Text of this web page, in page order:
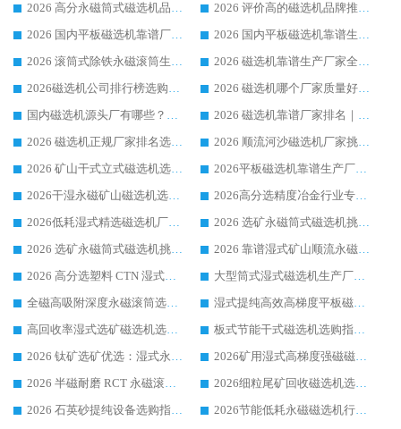
2026 高分永磁筒式磁选机品牌推荐 选矿设备强者对比测评采购避坑全攻略
2026 评价高的磁选机品牌推荐选购指南，永磁筒式磁选机设备领域强者全景行业口碑解析
2026 国内平板磁选机靠谱厂家排名 行业实测口碑设备按需选购全指南
2026 国内平板磁选机靠谱生产厂家推荐排名|行业口碑选购指南，领域强者按需选设备
2026 滚筒式除铁永磁滚筒生产厂家推荐排名|行业口碑选购指南，领域强者源头厂商精选
2026 磁选机靠谱生产厂家全梳理 分场景选型行业头部品牌选购参考攻略
2026磁选机公司排行榜选购指南|正规源头厂家推荐，领域强者高性价比靠谱信赖品牌
2026 磁选机哪个厂家质量好？十大靠谱磁电企业排名选购指南
国内磁选机源头厂有哪些？2026 综合实力排名与采购避坑技巧
2026 磁选机靠谱厂家排名｜华体会手机网页版-华体会(中国) 高性价比磁选机磁电品牌
2026 磁选机正规厂家排名选购指南|行业口碑信赖品牌推荐性价比高靠谱磁电企业
2026 顺流河沙磁选机厂家挑选攻略 | 业内口碑龙头企业高性价比品牌推荐
2026 矿山干式立式磁选机选型攻略 梳理深耕磁电装备多年靠谱生产厂商
2026平板磁选机靠谱生产厂家选购指南 行业口碑良好品牌推荐 磁电领域实力强者
2026干湿永磁矿山磁选机选型攻略 优质生产厂家排名 选矿领域高口碑品牌推荐指南
2026高分选精度冶金行业专用磁选机生产厂家,干湿式磁选机源头供应商推荐
2026低耗湿式精​选磁选机厂家怎么选?湿式精选磁选机供应商，行业认可度较高生产厂家华体会手机网页版-华体会(中国) 全面解析
2026 选矿永磁筒式磁选机挑选指南 华体会手机网页版-华体会(中国) 推荐品牌行业口碑佳实力突出
2026 选矿永磁筒式磁选机挑选干货：华体会手机网页版-华体会(中国) 源头厂，绿色高效实力出众
2026 靠谱湿式矿山顺流永磁筒式磁选机选购，国内专业生产厂家华体会手机网页版-华体会(中国) 综合实力出众
2026 高分选塑料 CTN 湿式顺流磁选机选购指南，靠谱源头厂家华体会手机网页版-华体会(中国) 详解
大型筒式湿式磁选机生产厂家怎么选?华体会手机网页版-华体会(中国) 设备口碑广受行业认可
全磁高吸附深度永磁滚筒选购指南 业内口碑稳定磁电设备生产厂家详细推荐
湿式提纯高效高梯度平板磁选机靠谱设备源头厂商华体会手机网页版-华体会(中国) 综合测评
高回收率湿式选矿磁选机选购指南 业内口碑磁电设备生产厂家实力解析
板式节能干式磁选机选购指南，源头生产厂家华体会手机网页版-华体会(中国) 综合实力可观
2026 钛矿选矿优选：湿式永磁筒式磁选机源头厂家华体会手机网页版-华体会(中国) 综合解析
2026矿用湿式高梯度强磁磁选机选购指南，临朐靠谱磁电生产厂家华体会手机网页版-华体会(中国) 详解
2026 半磁耐磨 RCT 永磁滚筒选购指南，临朐源头生产厂家华体会手机网页版-华体会(中国) 实测分享
2026细粒尾矿回收磁选机选购指南 产业集群优质生产厂家华体会手机网页版-华体会(中国) 解析
2026 石英砂提纯设备选购指南：华体会手机网页版-华体会(中国) 提纯磁选机厂家综合解读
2026节能低耗永磁磁选机行业优选标杆 临朐华体会手机网页版-华体会(中国) 专业生产厂家